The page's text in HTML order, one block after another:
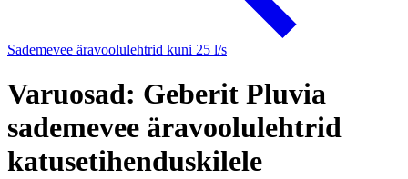
Sademevee äravoolulehtrid kuni 25 l/s
Varuosad: Geberit Pluvia
sademevee äravoolulehtrid
katusetihenduskilele